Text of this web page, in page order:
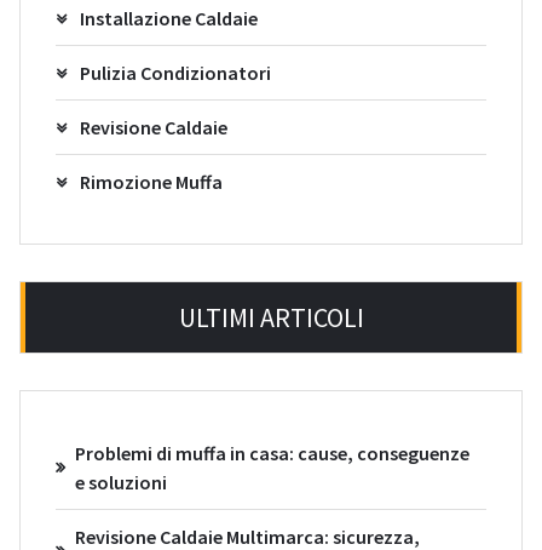
Installazione Caldaie
Pulizia Condizionatori
Revisione Caldaie
Rimozione Muffa
ULTIMI ARTICOLI
Problemi di muffa in casa: cause, conseguenze
e soluzioni
Revisione Caldaie Multimarca: sicurezza,